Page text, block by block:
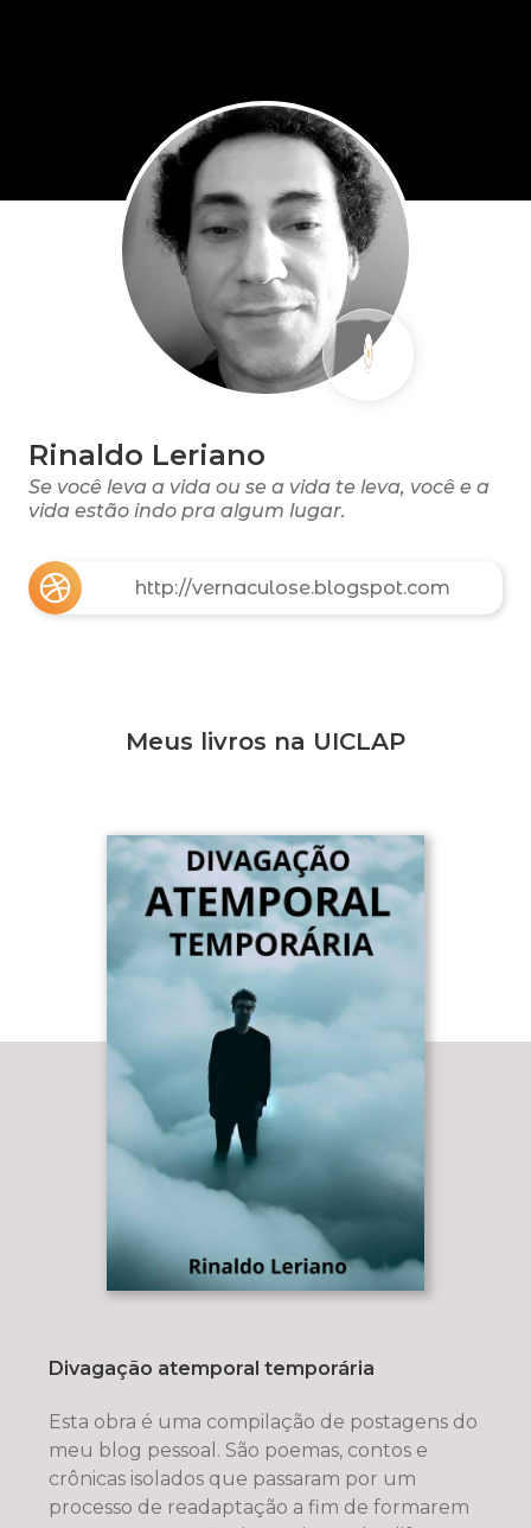
Rinaldo Leriano
Se você leva a vida ou se a vida te leva, você e a
vida estão indo pra algum lugar.
http://vernaculose.blogspot.com
Meus livros na UICLAP
Divagação atemporal temporária
Esta obra é uma compilação de postagens do
meu blog pessoal. São poemas, contos e
crônicas isolados que passaram por um
processo de readaptação a fim de formarem